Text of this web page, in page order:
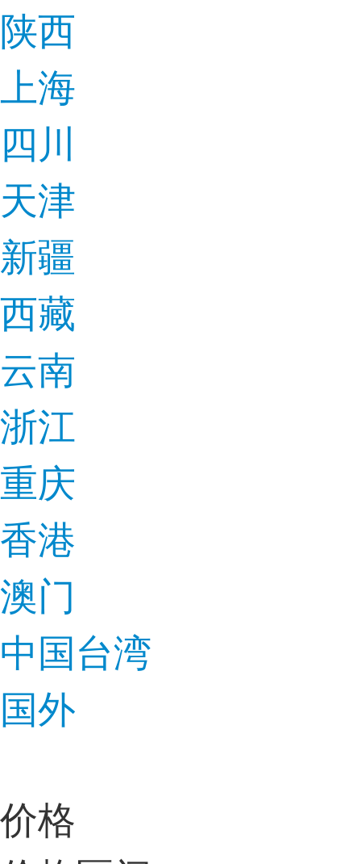
陕西
上海
四川
天津
新疆
西藏
云南
浙江
重庆
香港
澳门
中国台湾
国外
价格